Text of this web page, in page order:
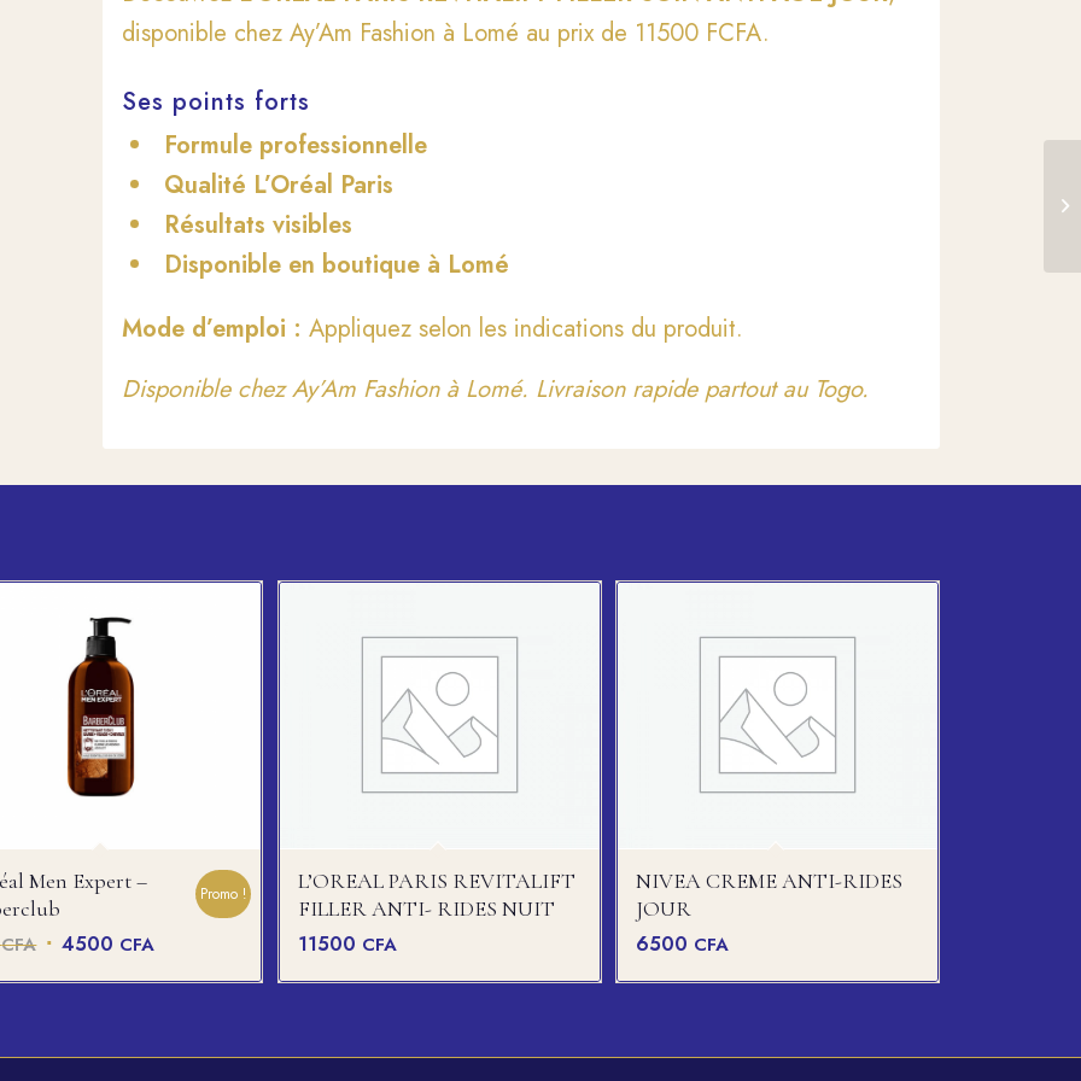
disponible chez Ay’Am Fashion à Lomé au prix de 11500 FCFA.
Ses points forts
Formule professionnelle
Qualité L’Oréal Paris
Résultats visibles
Disponible en boutique à Lomé
Mode d’emploi : Appliquez selon les indications du produit.
Disponible chez Ay’Am Fashion à Lomé. Livraison rapide partout au Togo.
Men Expert –
CFA Le
5000 CFA.
4500 CFA
4500 CFA.
Promo !
L’OREAL PARIS REVITALIFT
FILLER ANTI- RIDES NUIT
11500 CFA
NIVEA CREME ANTI-RIDES
JOUR
6500 CFA